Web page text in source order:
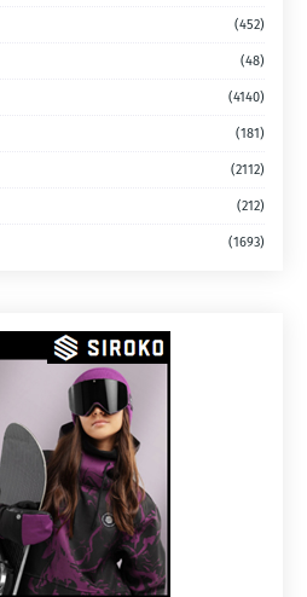
(452)
(48)
(4140)
(181)
(2112)
(212)
(1693)